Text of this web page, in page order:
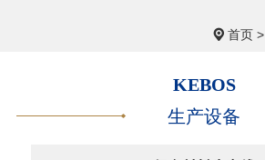
首页>
KEBOS
生产设备